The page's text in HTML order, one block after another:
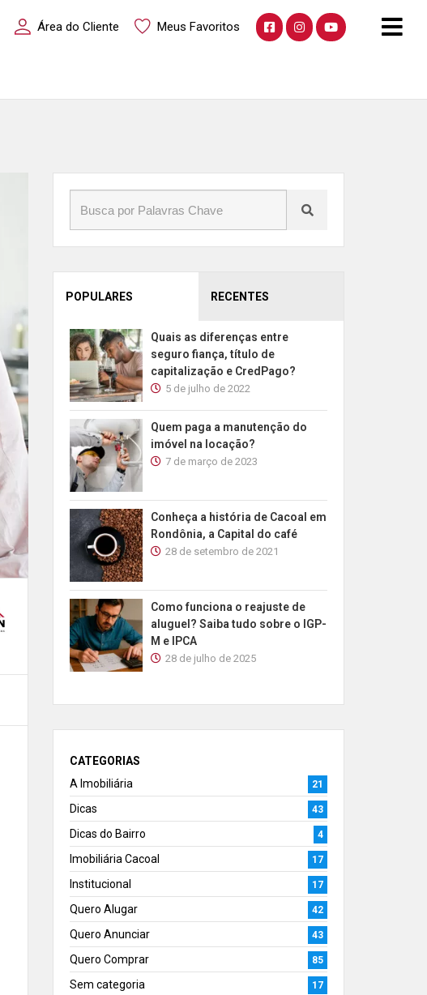
Área do Cliente Meus Favoritos
POPULARES RECENTES
Quais as diferenças entre
seguro fiança, título de
capitalização e CredPago?
5 de julho de 2022
Quem paga a manutenção do
imóvel na locação?
7 de março de 2023
Conheça a história de Cacoal em
Rondônia, a Capital do café
28 de setembro de 2021
Como funciona o reajuste de
aluguel? Saiba tudo sobre o IGP-
M e IPCA
28 de julho de 2025
CATEGORIAS
A Imobiliária
21
Dicas 43
Dicas do Bairro 4
Imobiliária Cacoal 17
Institucional 17
Quero Alugar 42
Quero Anunciar 43
Quero Comprar 85
Sem categoria 17